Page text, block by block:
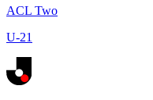
ACL Two
U-21